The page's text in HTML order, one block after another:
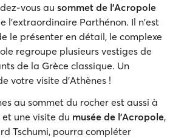
vous au sommet de l'Acropole
l'extraordinaire Parthénon. Il n'est
le présenter en détail, le complexe
regroupe plusieurs vestiges de
de la Grèce classique. Un
votre visite d'Athènes !
au sommet du rocher est aussi à
une visite du musée de l'Acropole,
Tschumi, pourra compléter